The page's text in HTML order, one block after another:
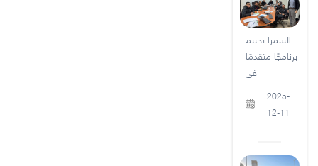
السمرا تختتم
برنامجًا متقدمًا
في
2025-
12-11